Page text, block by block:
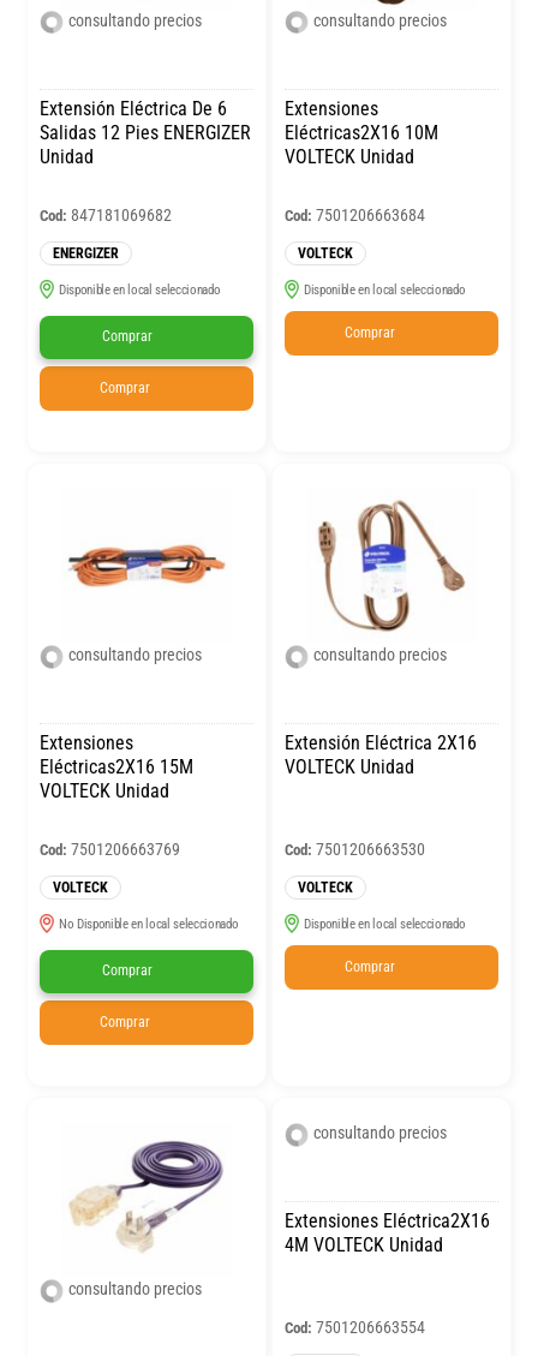
consultando precios
Extensión Eléctrica De 6
Salidas 12 Pies ENERGIZER
Unidad
Cod: 847181069682
ENERGIZER
Disponible en local seleccionado
Comprar
Comprar
consultando precios
Extensiones
Eléctricas2X16 10M
VOLTECK Unidad
Cod: 7501206663684
VOLTECK
Disponible en local seleccionado
Comprar
consultando precios
Extensiones
Eléctricas2X16 15M
VOLTECK Unidad
Cod: 7501206663769
VOLTECK
No Disponible en local seleccionado
Comprar
Comprar
consultando precios
Extensión Eléctrica 2X16
VOLTECK Unidad
Cod: 7501206663530
VOLTECK
Disponible en local seleccionado
Comprar
consultando precios
consultando precios
Extensiones Eléctrica2X16
4M VOLTECK Unidad
Cod: 7501206663554